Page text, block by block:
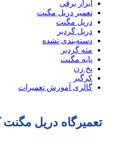
ابزار برقی
تعمیر دریل مگنت
دریل مگنت
دریل گردبر
دسته‌بندی نشده
مته گردبر
پایه مگنت
پخ زن
کرگیر
گالری آموزش تعمیرات
تعمیرگاه دریل مگنت